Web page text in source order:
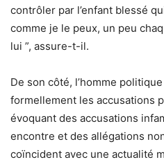
contrôler par l’enfant blessé
comme je le peux, un peu
lui ”, assure-t-il.
De son côté, l’homme
formellement les accusations
évoquant des accusations
encontre et des allégations
coïncident avec une actualité